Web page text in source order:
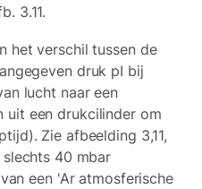
3.11.
het verschil tussen de
druk pI bij
lucht naar een
uit een drukcilinder om
Zie afbeelding 3,11,
40 mbar
een 'Ar atmosferische